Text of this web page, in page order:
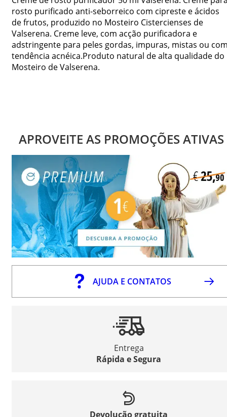
rosto purificado anti-seborreico com cipreste e ácidos
de frutos, produzido no Mosteiro Cistercienses de
Valserena. Creme leve, com acção purificadora e
adstringente para peles gordas, impuras, mistas ou
tendência acnéica.Produto natural de alta qualidade do
Mosteiro de Valserena.
APROVEITE AS PROMOÇÕES ATIVAS
AJUDA E CONTATOS
Entrega
Rápida e Segura
Devolução gratuita